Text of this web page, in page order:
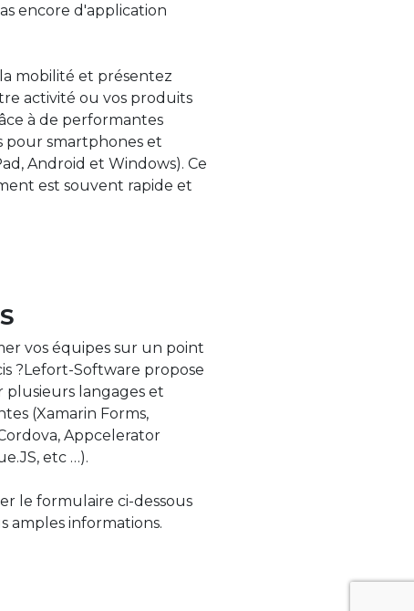
encore d'application
mobilité et présentez
activité ou vos produits
à de performantes
pour smartphones et
Android et Windows). Ce
est souvent rapide et
vos équipes sur un point
?Lefort-Software propose
plusieurs langages et
(Xamarin Forms,
Appcelerator
etc …).
le formulaire ci-dessous
amples informations.